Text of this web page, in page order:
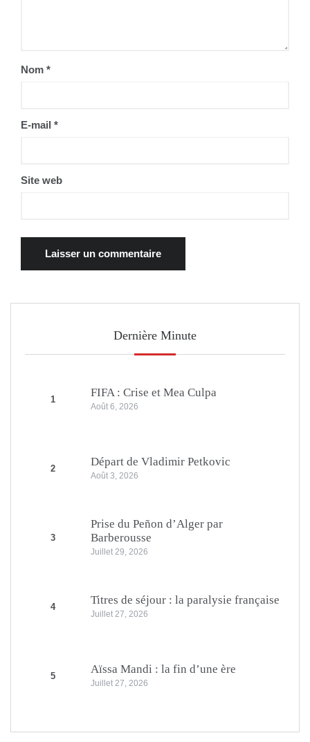
Nom *
E-mail *
Site web
Dernière Minute
1
FIFA : Crise et Mea Culpa
Août 6, 2026
2
Départ de Vladimir Petkovic
Août 3, 2026
3
Prise du Peñon d’Alger par
Barberousse
Juillet 29, 2026
4
Titres de séjour : la paralysie française
Juillet 27, 2026
5
Aïssa Mandi : la fin d’une ère
Juillet 27, 2026